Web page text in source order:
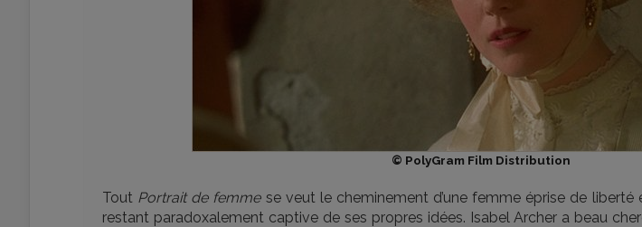
© PolyGram Film Distribution
Tout Portrait de femmese veut le cheminement d’une femme éprise de liberté
restant paradoxalement captive de ses propres idées. Isabel Archer a beau